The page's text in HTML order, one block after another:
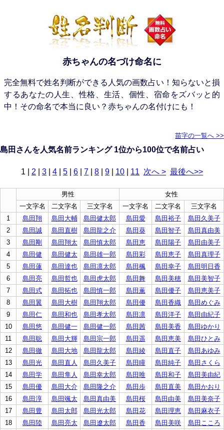
赤ちゃんの名づけ命名に
完全無料で姓名判断ができる人気の画数占い！知らないと損
するあなたの人生、性格、生活、個性、宿命をズバッと的
中！その命名で本当に良い？赤ちゃんの名付けにも！
苗字の一覧へ >>
島田さんを人気名前ランキング 1位から100位で名前占い
1 2 3 4 5 6 7 8 9 10 11 次へ > 最後へ>>
男性
女性
一文字名
二文字名 三文字名 一文字名 二文字名
三文字名
1
島田翔 島田大輔 島田健太郎 島田愛 島田裕子
島田久美子
2
島田誠 島田直樹 島田龍之介 島田葵 島田智子
島田真由美
3
島田剛 島田翔太 島田慎太郎 島田恵 島田陽子
島田由美子
4
島田健 島田健太 島田雄一郎 島田彩 島田恵子
島田真理子
5
島田蓮 島田達也 島田凛太郎 島田楓 島田幸子
島田明日香
6
島田亮 島田哲也 島田虎太郎 島田舞 島田美穂
島田美智子
7
島田式 島田拓也 島田慎一郎 島田薫 島田優子
島田恵美子
8
島田翼 島田大樹 島田翔太郎 島田優 島田香織
島田めぐみ
9
島田仁 島田和也 島田孝太郎 島田凛 島田洋子
島田由紀子
10
島田悠 島田健一 島田健一郎 島田茜 島田美香
島田ゆかり
11
島田聡 島田大輝 島田宗一郎 島田遥 島田恵美
島田ひとみ
12
島田徹 島田大地 島田龍太郎 島田綾 島田直子
島田あゆみ
13
島田光 島田直人 島田久美子 島田瞳 島田純子
島田さくら
14
島田学 島田隼人 島田幸太郎 島田唯 島田和子
島田美由紀
15
島田優 島田大介 島田隆之介 島田歩 島田直美
島田かおり
16
島田淳 島田颯太 島田真由美 島田桜 島田由美
島田美奈子
17
島田豊 島田太郎 島田光太郎 島田花 島田理恵
島田麻衣子
18
島田陸 島田亮太 島田遼太郎 島田香 島田美咲
島田こころ